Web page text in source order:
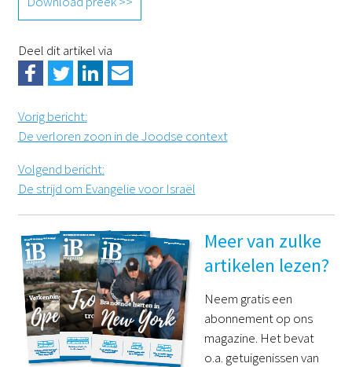
Deel dit artikel via
Vorig bericht:
De verloren zoon in de Joodse context
Volgend bericht:
De strijd om Evangelie voor Israël
Meer van zulke
artikelen lezen?
Neem gratis een
abonnement op ons
magazine. Het bevat
o.a. getuigenissen van